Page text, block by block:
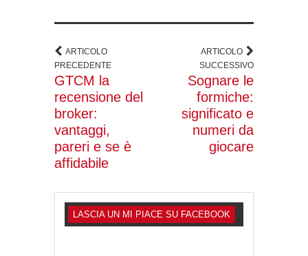
ARTICOLO
PRECEDENTE
GTCM la
recensione del
broker:
vantaggi,
pareri e se è
affidabile
ARTICOLO
SUCCESSIVO
Sognare le
formiche:
significato e
numeri da
giocare
LASCIA UN MI PIACE SU FACEBOOK